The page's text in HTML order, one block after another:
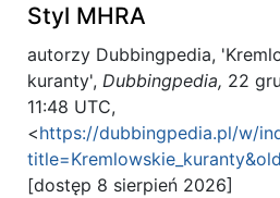
Styl MHRA
autorzy Dubbingpedia,
kuranty', Dubbingpedia, 22
11:48 UTC,
<https://dubbingpedia.pl/w/
[dostęp 8 sierpień 2026]